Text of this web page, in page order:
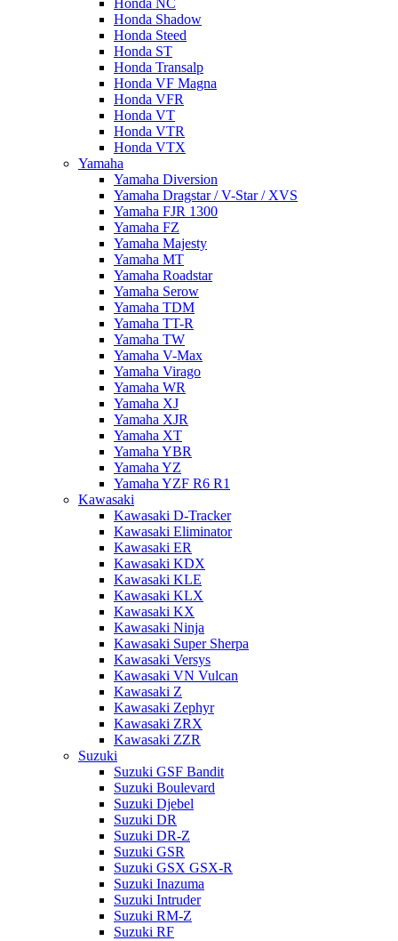
Honda NC
Honda Shadow
Honda Steed
Honda ST
Honda Transalp
Honda VF Magna
Honda VFR
Honda VT
Honda VTR
Honda VTX
Yamaha
Yamaha Diversion
Yamaha Dragstar / V-Star / XVS
Yamaha FJR 1300
Yamaha FZ
Yamaha Majesty
Yamaha MT
Yamaha Roadstar
Yamaha Serow
Yamaha TDM
Yamaha TT-R
Yamaha TW
Yamaha V-Max
Yamaha Virago
Yamaha WR
Yamaha XJ
Yamaha XJR
Yamaha XT
Yamaha YBR
Yamaha YZ
Yamaha YZF R6 R1
Kawasaki
Kawasaki D-Tracker
Kawasaki Eliminator
Kawasaki ER
Kawasaki KDX
Kawasaki KLE
Kawasaki KLX
Kawasaki KX
Kawasaki Ninja
Kawasaki Super Sherpa
Kawasaki Versys
Kawasaki VN Vulcan
Kawasaki Z
Kawasaki Zephyr
Kawasaki ZRX
Kawasaki ZZR
Suzuki
Suzuki GSF Bandit
Suzuki Boulevard
Suzuki Djebel
Suzuki DR
Suzuki DR-Z
Suzuki GSR
Suzuki GSX GSX-R
Suzuki Inazuma
Suzuki Intruder
Suzuki RM-Z
Suzuki RF